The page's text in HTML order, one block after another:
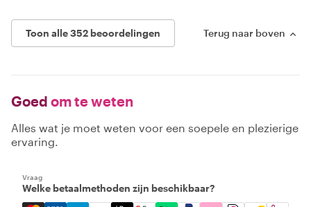
Toon alle 352 beoordelingen Terug naar boven
Goed om te weten
Alles wat je moet weten voor een soepele en plezierige
ervaring.
Vraag
Welke betaalmethoden zijn beschikbaar?